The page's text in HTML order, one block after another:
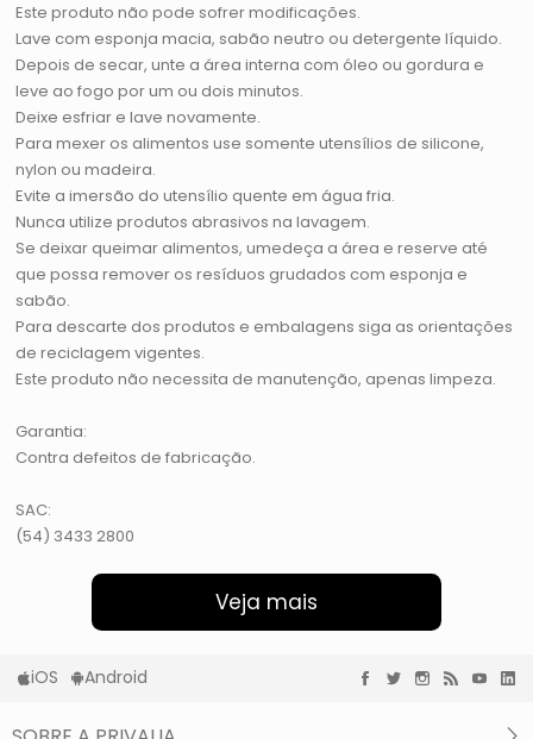
Este produto não pode sofrer modificações.
Lave com esponja macia, sabão neutro ou detergente líquido.
Depois de secar, unte a área interna com óleo ou gordura e
leve ao fogo por um ou dois minutos.
Deixe esfriar e lave novamente.
Para mexer os alimentos use somente utensílios de silicone,
nylon ou madeira.
Evite a imersão do utensílio quente em água fria.
Nunca utilize produtos abrasivos na lavagem.
Se deixar queimar alimentos, umedeça a área e reserve até
que possa remover os resíduos grudados com esponja e
sabão.
Para descarte dos produtos e embalagens siga as orientações
de reciclagem vigentes.
Este produto não necessita de manutenção, apenas limpeza.
Garantia:
Contra defeitos de fabricação.
SAC:
(54) 3433 2800
Veja mais
iOS Android